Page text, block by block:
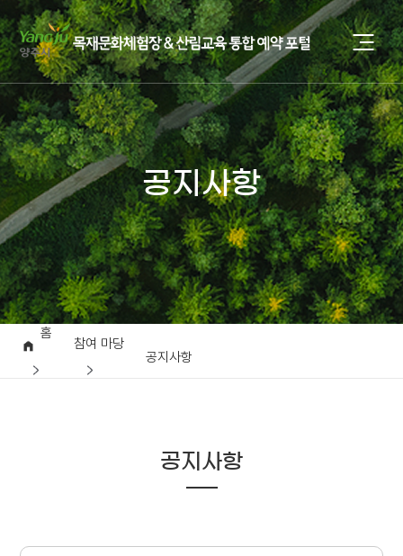
공지사항
홈
참여 마당
공지사항
공지사항